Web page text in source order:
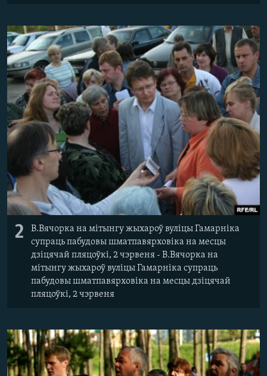
2
В.Вячорка на мітынгу жыхароў вуліцы Гамарніка
супраць пабудовы шматпавярховіка на месцы
дзіцячай пляцоўкі, 2 чэрвеня - В.Вячорка на
мітынгу жыхароў вуліцы Гамарніка супраць
пабудовы шматпавярховіка на месцы дзіцячай
пляцоўкі, 2 чэрвеня